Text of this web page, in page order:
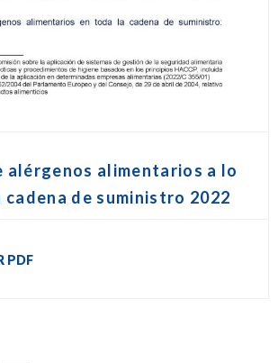
alérgenos alimentarios a lo
de suministro 2022
PDF